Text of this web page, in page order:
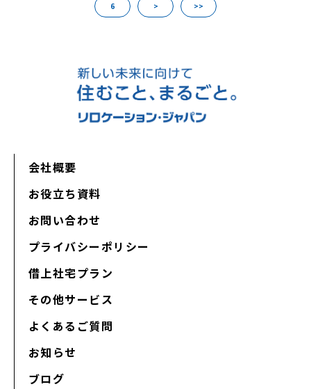
6 > >>
会社概要
お役立ち資料
お問い合わせ
プライバシーポリシー
借上社宅プラン
その他サービス
よくあるご質問
お知らせ
ブログ